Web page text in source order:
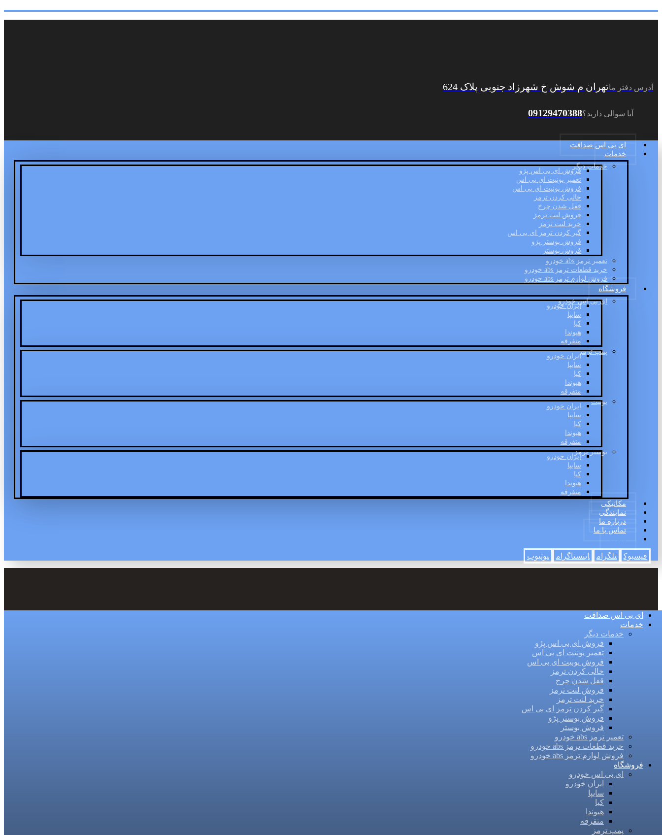
آدرس دفتر ماتهران م شوش خ شهرزاد جنوبی پلاک 624
آیا سوالی دارید؟09129470388
ای بی اس صداقت
خدمات
خدمات دیگر
فروش ای بی اس پژو
تعمیر یونیت ای بی اس
فروش یونیت ای بی اس
خالی کردن ترمز
قفل شدن چرخ
فروش لنت ترمز
خرید لنت ترمز
گیر کردن ترمز ای بی اس
فروش بوستر پژو
فروش بوستر
تعمیر ترمز abs خودرو
خرید قطعات ترمز abs خودرو
فروش لوازم ترمز abs خودرو
فروشگاه
ای بی اس خودرو
ایران خودرو
سایپا
کیا
هیوندا
متفرقه
پمپ ترمز
ایران خودرو
سایپا
کیا
هیوندا
متفرقه
یونیت
ایران خودرو
سایپا
کیا
هیوندا
متفرقه
بوستر ترمز
ایران خودرو
سایپا
کیا
هیوندا
متفرقه
مکانیکی
نمایندگی
درباره ما
تماس با ما
فیسبوک تلگرام اینستاگرام یوتیوب
ای بی اس صداقت
خدمات
خدمات دیگر
فروش ای بی اس پژو
تعمیر یونیت ای بی اس
فروش یونیت ای بی اس
خالی کردن ترمز
قفل شدن چرخ
فروش لنت ترمز
خرید لنت ترمز
گیر کردن ترمز ای بی اس
فروش بوستر پژو
فروش بوستر
تعمیر ترمز abs خودرو
خرید قطعات ترمز abs خودرو
فروش لوازم ترمز abs خودرو
فروشگاه
ای بی اس خودرو
ایران خودرو
سایپا
کیا
هیوندا
متفرقه
پمپ ترمز